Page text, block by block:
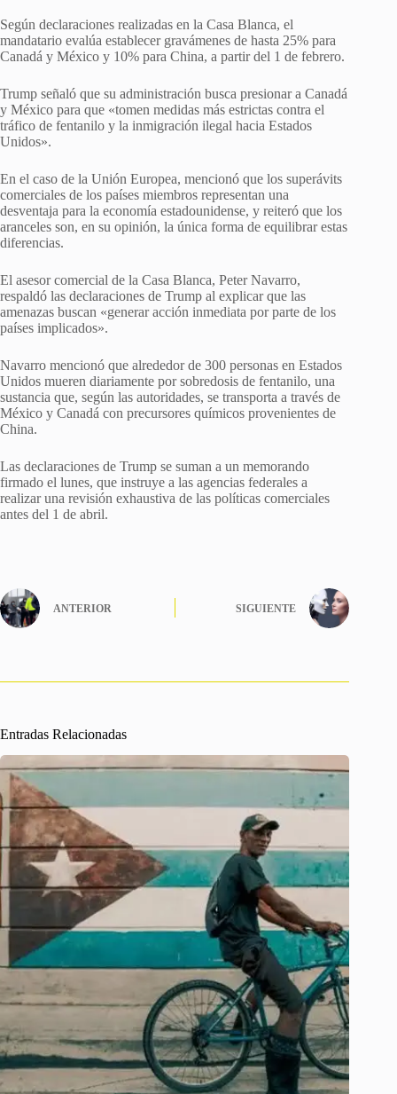
Según declaraciones realizadas en la Casa Blanca, el
mandatario evalúa establecer gravámenes de hasta 25% para
Canadá y México y 10% para China, a partir del 1 de febrero.
Trump señaló que su administración busca presionar a Canadá
y México para que «tomen medidas más estrictas contra el
tráfico de fentanilo y la inmigración ilegal hacia Estados
Unidos».
En el caso de la Unión Europea, mencionó que los superávits
comerciales de los países miembros representan una
desventaja para la economía estadounidense, y reiteró que los
aranceles son, en su opinión, la única forma de equilibrar estas
diferencias.
El asesor comercial de la Casa Blanca, Peter Navarro,
respaldó las declaraciones de Trump al explicar que las
amenazas buscan «generar acción inmediata por parte de los
países implicados».
Navarro mencionó que alrededor de 300 personas en Estados
Unidos mueren diariamente por sobredosis de fentanilo, una
sustancia que, según las autoridades, se transporta a través de
México y Canadá con precursores químicos provenientes de
China.
Las declaraciones de Trump se suman a un memorando
firmado el lunes, que instruye a las agencias federales a
realizar una revisión exhaustiva de las políticas comerciales
antes del 1 de abril.
ANTERIOR SIGUIENTE
Entradas Relacionadas